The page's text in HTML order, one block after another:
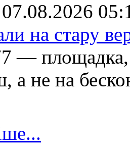
07.08.2026
на стару
— площадка,
а не на